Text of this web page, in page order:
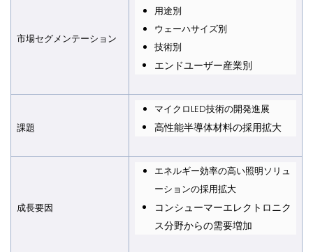
市場セグメンテーション
用途別
ウェーハサイズ別
技術別
エンドユーザー産業別
課題
マイクロLED技術の開発進展
高性能半導体材料の採用拡大
成長要因
エネルギー効率の高い照明ソリュ
ーションの採用拡大
コンシューマーエレクトロニク
ス分野からの需要増加